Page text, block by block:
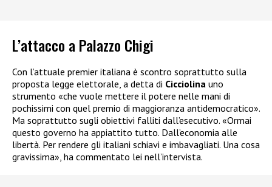
L’attacco a Palazzo Chigi
Con l’attuale premier italiana è scontro soprattutto sulla
proposta legge elettorale, a detta di Cicciolina uno
strumento «che vuole mettere il potere nelle mani di
pochissimi con quel premio di maggioranza antidemocratico».
Ma soprattutto sugli obiettivi falliti dall’esecutivo. «Ormai
questo governo ha appiattito tutto. Dall’economia alle
libertà. Per rendere gli italiani schiavi e imbavagliati. Una cosa
gravissima», ha commentato lei nell’intervista.